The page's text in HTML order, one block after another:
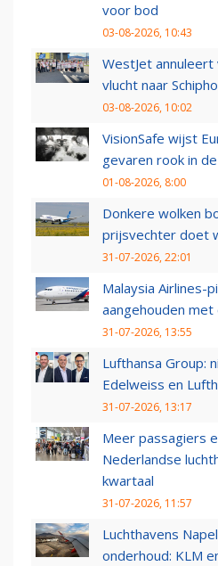
voor bod
03-08-2026, 10:43
WestJet
vlucht naar
03-08-2026, 10:02
VisionSafe wijst
gevaren rook in
01-08-2026, 8:00
Donkere wolken
prijsvechter doet
31-07-2026, 22:01
Malaysia Airlines-
aangehouden
31-07-2026, 13:55
Lufthansa Group:
Edelweiss en
31-07-2026, 13:17
Meer passagiers
Nederlandse
kwartaal
31-07-2026, 11:57
Luchthavens
onderhoud: KLM